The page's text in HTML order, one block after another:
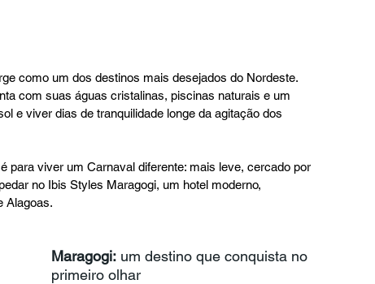
como um dos destinos mais desejados do Nordeste.
com suas águas cristalinas, piscinas naturais e um
e viver dias de tranquilidade longe da agitação dos
para viver um Carnaval diferente: mais leve, cercado por
no Ibis Styles Maragogi, um hotel moderno,
Alagoas.
Maragogi: um destino que conquista no
primeiro olhar